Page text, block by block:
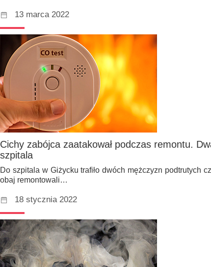
13 marca 2022
Cichy zabójca zaatakował podczas remontu.
szpitala
Do szpitala w Giżycku trafiło dwóch mężczyzn podtrutych
obaj remontowali…
18 stycznia 2022